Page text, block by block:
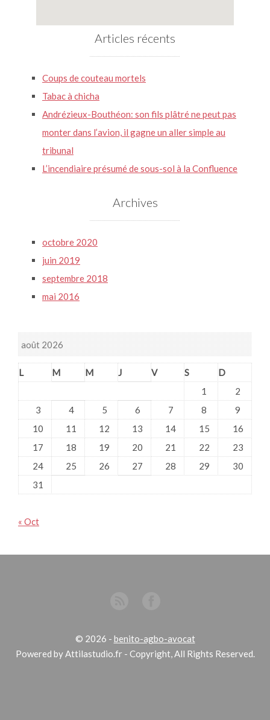
Articles récents
Coups de couteau mortels
Tabac à chicha
Andrézieux-Bouthéon: son fils plâtré ne peut pas
monter dans l’avion, il gagne un aller simple au
tribunal
L’incendiaire présumé de sous-sol à la Confluence
Archives
octobre 2020
juin 2019
septembre 2018
mai 2016
août 2026
L M M J V S
D
1
2
3
4 5 6 7 8
9
10
11 12 13 14 15
16
17
18 19 20 21 22
23
24
25 26 27 28 29
30
31
« Oct
© 2026 - benito-agbo-avocat
Powered by Attilastudio.fr - Copyright, All Rights Reserved.